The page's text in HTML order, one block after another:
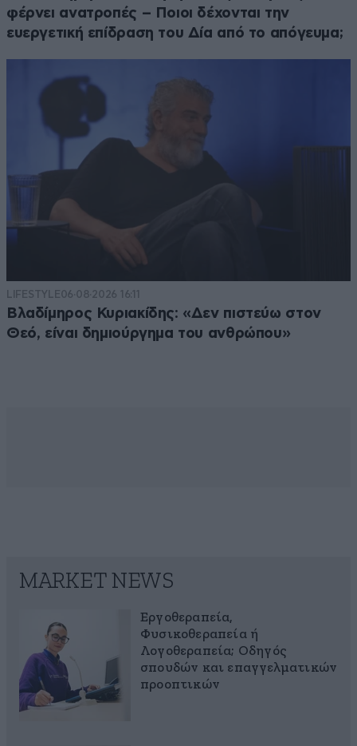
φέρνει ανατροπές – Ποιοι δέχονται την
ευεργετική επίδραση του Δία από το απόγευμα;
LIFESTYLE06·08·2026 16:11
Βλαδίμηρος Κυριακίδης: «Δεν πιστεύω στον
Θεό, είναι δημιούργημα του ανθρώπου»
MARKET NEWS
Εργοθεραπεία,
Φυσικοθεραπεία ή
Λογοθεραπεία; Οδηγός
σπουδών και επαγγελματικών
προοπτικών